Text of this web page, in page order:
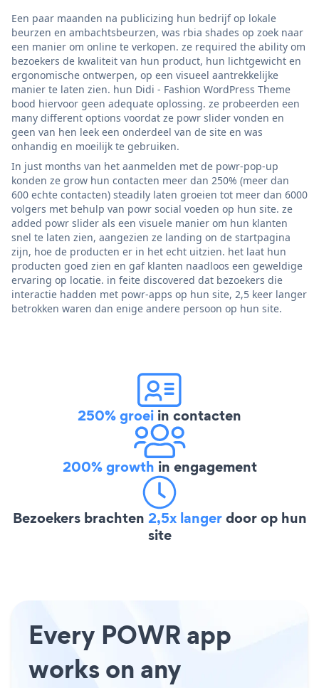
Een paar maanden na publicizing hun bedrijf op lokale
beurzen en ambachtsbeurzen, was rbia shades op zoek naar
een manier om online te verkopen. ze required the ability om
bezoekers de kwaliteit van hun product, hun lichtgewicht en
ergonomische ontwerpen, op een visueel aantrekkelijke
manier te laten zien. hun Didi - Fashion WordPress Theme
bood hiervoor geen adequate oplossing. ze probeerden een
many different options voordat ze powr slider vonden en
geen van hen leek een onderdeel van de site en was
onhandig en moeilijk te gebruiken.
In just months van het aanmelden met de powr-pop-up
konden ze grow hun contacten meer dan 250% (meer dan
600 echte contacten) steadily laten groeien tot meer dan 6000
volgers met behulp van powr social voeden op hun site. ze
added powr slider als een visuele manier om hun klanten
snel te laten zien, aangezien ze landing on de startpagina
zijn, hoe de producten er in het echt uitzien. het laat hun
producten goed zien en gaf klanten naadloos een geweldige
ervaring op locatie. in feite discovered dat bezoekers die
interactie hadden met powr-apps op hun site, 2,5 keer langer
betrokken waren dan enige andere persoon op hun site.
250% groei in contacten
200% growth in engagement
Bezoekers brachten 2,5x langerdoor op hun
site
Every POWR app
works on any